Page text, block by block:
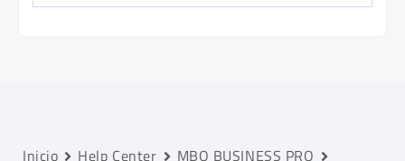
Inicio Help Center
MBO BUSINESS PRO